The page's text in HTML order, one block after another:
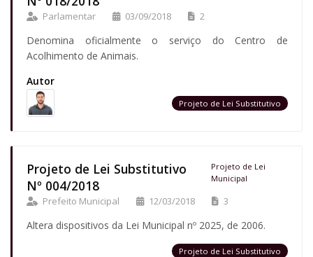
Parlamentar 03/09/2018 2
Denomina oficialmente o serviço do Centro de
Acolhimento de Animais.
Autor
Projeto de Lei Substitutivo
Projeto de Lei Substitutivo
Nº 004/2018
Projeto de Lei
Municipal
Prefeito Municipal 12/03/2018 3
Altera dispositivos da Lei Municipal nº 2025, de 2006.
Projeto de Lei Substitutivo